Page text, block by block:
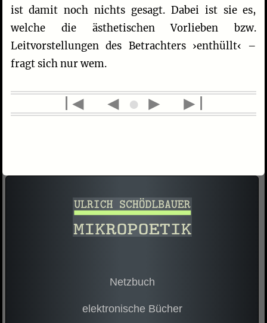
ist damit noch nichts gesagt. Dabei ist sie es,
welche die ästhetischen Vorlieben bzw.
Leitvorstellungen des Betrachters ›enthüllt‹ –
fragt sich nur wem.
l◄ ◄ ● ► ►l
Netzbuch
elektronische Bücher